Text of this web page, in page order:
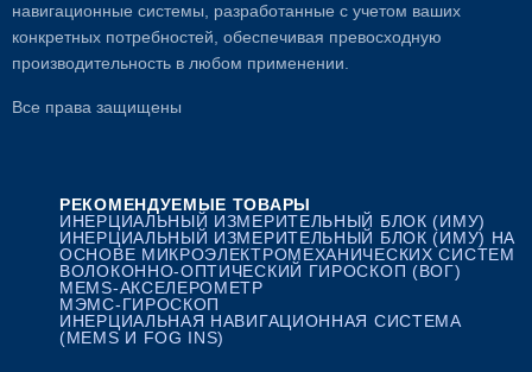
навигационные системы, разработанные с учетом ваших
конкретных потребностей, обеспечивая превосходную
производительность в любом применении.
Все права защищены
РЕКОМЕНДУЕМЫЕ ТОВАРЫ
ИНЕРЦИАЛЬНЫЙ ИЗМЕРИТЕЛЬНЫЙ БЛОК (ИМУ)
ИНЕРЦИАЛЬНЫЙ ИЗМЕРИТЕЛЬНЫЙ БЛОК (ИМУ) НА
ОСНОВЕ МИКРОЭЛЕКТРОМЕХАНИЧЕСКИХ СИСТЕМ
ВОЛОКОННО-ОПТИЧЕСКИЙ ГИРОСКОП (ВОГ)
MEMS-АКСЕЛЕРОМЕТР
МЭМС-ГИРОСКОП
ИНЕРЦИАЛЬНАЯ НАВИГАЦИОННАЯ СИСТЕМА
(MEMS И FOG INS)